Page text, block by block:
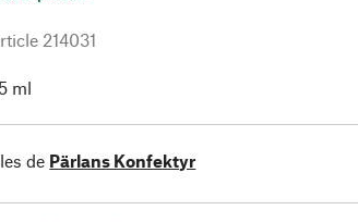
214031
ml
de Pärlans Konfektyr